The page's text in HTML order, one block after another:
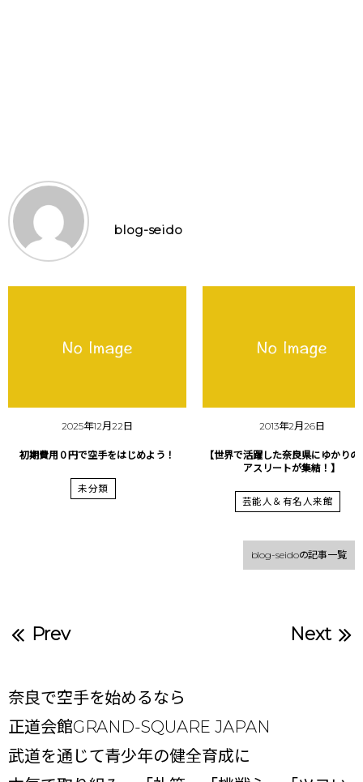
blog-seido
2025年12月22日
初期費用０円で空手をはじめよう！
未分類
2013年2月26日
【世界で活躍した奈良県にゆかりの
アスリートが集結！】
芸能人＆有名人来館
blog-seidoの記事一覧
Prev Next
奈良で空手を始めるなら
正道会館GRAND-SQUARE JAPAN
武道を通じて青少年の健全育成に